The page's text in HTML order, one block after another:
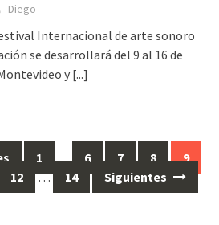
Diego
Internacional de arte sonoro
se desarrollará del 9 al 16 de
y [...]
1 … 6 7 8
9
12 … 14 Siguientes